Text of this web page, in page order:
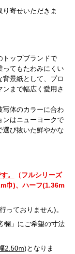
り寄せいただきま
トップブランドで
ってもたわみにくい
景紙として、プロ
まで幅広く愛用さ
写体のカラーに合わ
ンはニューヨークで
選び抜いた鮮やかな
。
（フルシリーズ
巾)、ハーフ(1.36m
っておりません)。
欄」にご希望の寸法
2.50m)となりま